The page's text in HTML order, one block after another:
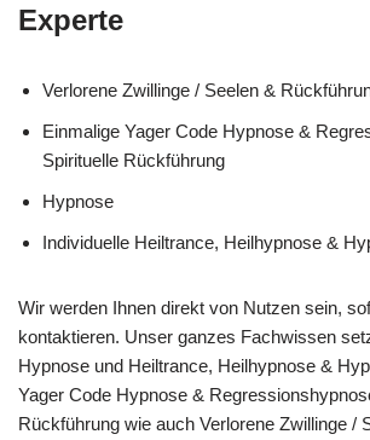
Experte
Verlorene Zwillinge / Seelen &
Einmalige Yager Code Hypnose &
Spirituelle Rückführung
Hypnose
Individuelle Heiltrance, Heilhypnose &
Wir werden Ihnen direkt von Nutzen sein,
kontaktieren. Unser ganzes Fachwissen
Hypnose und Heiltrance, Heilhypnose &
Yager Code Hypnose &
Rückführung wie auch Verlorene Zwillinge /